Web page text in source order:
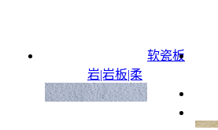
软瓷板
岩|岩板|柔